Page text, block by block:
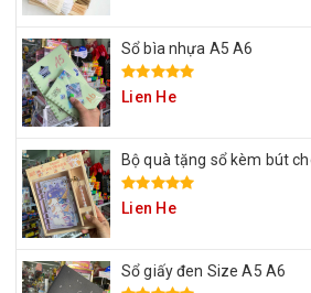
Sổ bìa nhựa A5 A6
Lien He
Bộ quà tặng sổ kèm bút
Lien He
Sổ giấy đen Size A5 A6